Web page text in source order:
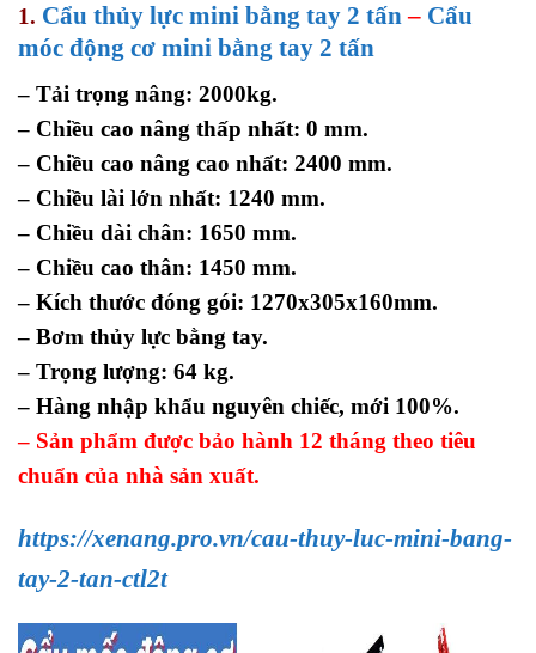
1. Cẩu thủy lực mini bằng tay 2 tấn – Cẩu
móc động cơ mini bằng tay 2 tấn
– Tải trọng nâng: 2000kg.
– Chiều cao nâng thấp nhất: 0 mm.
– Chiều cao nâng cao nhất: 2400 mm.
– Chiều lài lớn nhất: 1240 mm.
– Chiều dài chân: 1650 mm.
– Chiều cao thân: 1450 mm.
– Kích thước đóng gói: 1270x305x160mm.
– Bơm thủy lực bằng tay.
– Trọng lượng: 64 kg.
– Hàng nhập khẩu nguyên chiếc, mới 100%.
– Sản phẩm được bảo hành 12 tháng theo tiêu
chuẩn của nhà sản xuất.
https://xenang.pro.vn/cau-thuy-luc-mini-bang-
tay-2-tan-ctl2t